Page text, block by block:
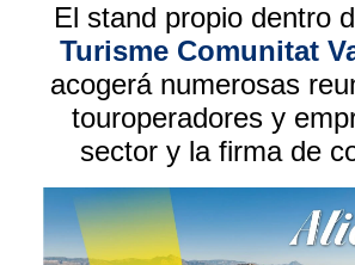
El stand propio dentro
Turisme Comunitat
acogerá numerosas
touroperadores y
sector y la firma de